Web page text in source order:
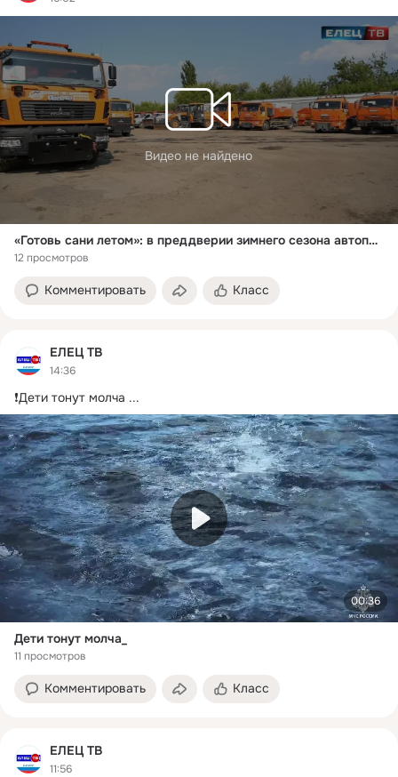
Видео не найдено
«Готовь сани летом»: в преддверии зимнего сезона автопарк предприятия «Благоустройство» пополнился новой спецтехникой
12 просмотров
Комментировать Класс
ЕЛЕЦ ТВ
14:36
❗Дети тонут молча ...
00:36
Дети тонут молча_
11 просмотров
Комментировать Класс
ЕЛЕЦ ТВ
11:56